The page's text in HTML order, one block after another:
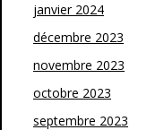
janvier 2024
décembre 2023
novembre 2023
octobre 2023
septembre 2023